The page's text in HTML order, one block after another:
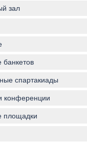
зал
банкетов
спартакиады
конференции
площадки